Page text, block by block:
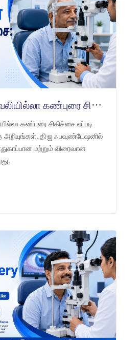
நாகர்கோவில்-ல் வலியில்லா கண்புரை சிகிச்சை: தி ஐ ஃபவுண்டேஷன்
கண்புரை சிகிச்சை எப்படி
அறியுங்கள். தி ஐ ஃபவுண்டேஷனில்
மற்றும் விரைவான